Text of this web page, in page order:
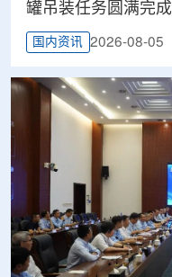
罐吊装任务圆满完成
国内资讯 2026-08-05